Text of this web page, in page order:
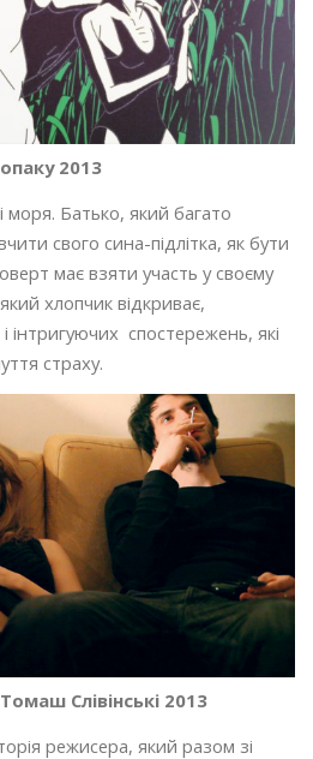
2013
моря. Батько, який багато
свого сина-підлітка, як бути
має взяти участь у своєму
хлопчик відкриває,
спостережень, які
страху.
Слівінські 2013
режисера, який разом зі